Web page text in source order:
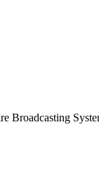
Broadcasting